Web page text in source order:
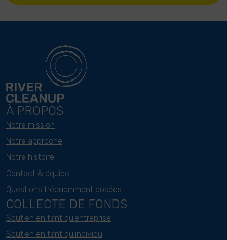
À PROPOS
Notre mission
Notre approche
Notre histoire
Contact & équipe
Questions fréquemment posées
COLLECTE DE FONDS
Soutien en tant qu'entreprise
Soutien en tant qu'individu